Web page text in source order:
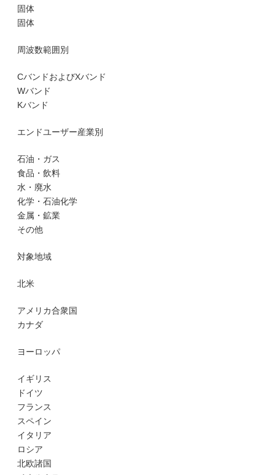
固体
固体
周波数範囲別
CバンドおよびXバンド
Wバンド
Kバンド
エンドユーザー産業別
石油・ガス
食品・飲料
水・廃水
化学・石油化学
金属・鉱業
その他
対象地域
北米
アメリカ合衆国
カナダ
ヨーロッパ
イギリス
ドイツ
フランス
スペイン
イタリア
ロシア
北欧諸国